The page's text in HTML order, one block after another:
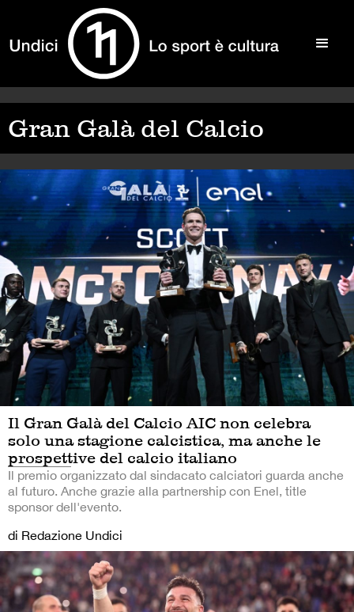
Gran Galà del Calcio
Il Gran Galà del Calcio AIC non celebra
solo una stagione calcistica, ma anche le
prospettive del calcio italiano
Il premio organizzato dal sindacato calciatori guarda anche
al futuro. Anche grazie alla partnership con Enel, title
sponsor dell'evento.
di Redazione Undici